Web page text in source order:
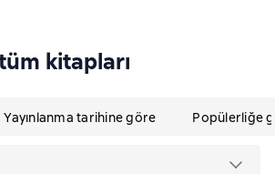
kitapları
Yayınlanma tarihine göre Popülerliğe